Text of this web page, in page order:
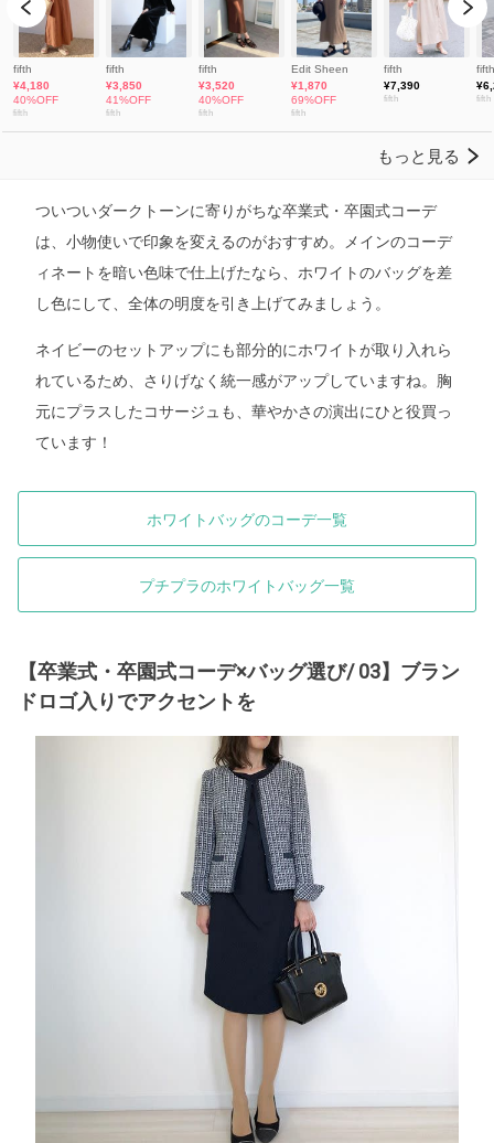
ついついダークトーンに寄りがちな卒業式・卒園式コーデ
は、小物使いで印象を変えるのがおすすめ。メインのコーデ
ィネートを暗い色味で仕上げたなら、ホワイトのバッグを差
し色にして、全体の明度を引き上げてみましょう。
ネイビーのセットアップにも部分的にホワイトが取り入れら
れているため、さりげなく統一感がアップしていますね。胸
元にプラスしたコサージュも、華やかさの演出にひと役買っ
ています！
ホワイトバッグのコーデ一覧
プチプラのホワイトバッグ一覧
【卒業式・卒園式コーデ×バッグ選び/ 03】ブラン
ドロゴ入りでアクセントを